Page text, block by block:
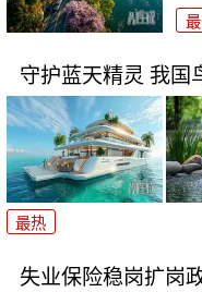
守护蓝天精灵 我国
最热
失业保险稳岗扩岗